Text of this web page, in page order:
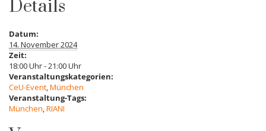
Details
Datum:
14. November 2024
Zeit:
18:00 Uhr - 21:00 Uhr
Veranstaltungskategorien:
CeU-Event,München
Veranstaltung-Tags:
München,RIANI